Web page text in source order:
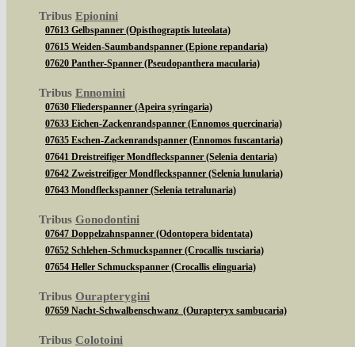
Tribus Epionini
07613 Gelbspanner (Opisthograptis luteolata)
07615 Weiden-Saumbandspanner (Epione repandaria)
07620 Panther-Spanner (Pseudopanthera macularia)
Tribus Ennomini
07630 Fliederspanner (Apeira syringaria)
07633 Eichen-Zackenrandspanner (Ennomos quercinaria)
07635 Eschen-Zackenrandspanner (Ennomos fuscantaria)
07641 Dreistreifiger Mondfleckspanner (Selenia dentaria)
07642 Zweistreifiger Mondfleckspanner (Selenia lunularia)
07643 Mondfleckspanner (Selenia tetralunaria)
Tribus Gonodontini
07647 Doppelzahnspanner (Odontopera bidentata)
07652 Schlehen-Schmuckspanner (Crocallis tusciaria)
07654 Heller Schmuckspanner (Crocallis elinguaria)
Tribus Ourapterygini
07659 Nacht-Schwalbenschwanz (Ourapteryx sambucaria)
Tribus Colotoini